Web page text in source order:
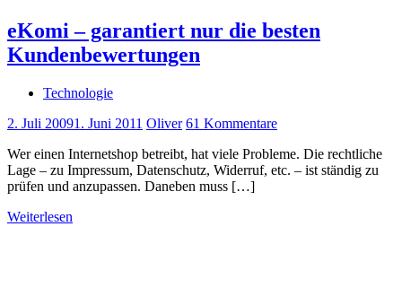
eKomi – garantiert nur die besten
Kundenbewertungen
Technologie
2. Juli 20091. Juni 2011 Oliver 61 Kommentare
Wer einen Internetshop betreibt, hat viele Probleme. Die rechtliche
Lage – zu Impressum, Datenschutz, Widerruf, etc. – ist ständig zu
prüfen und anzupassen. Daneben muss […]
Weiterlesen